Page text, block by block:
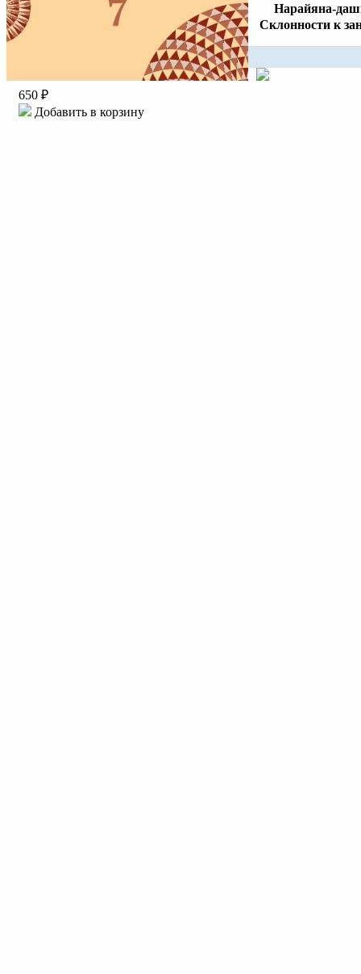
650 ₽
Добавить в корзину
Нарайяна-
Склонности к